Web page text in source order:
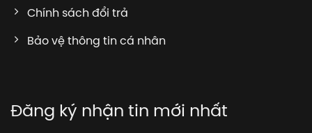
Chính sách đổi trả
Bảo vệ thông tin cá nhân
Đăng ký nhận tin mới nhất